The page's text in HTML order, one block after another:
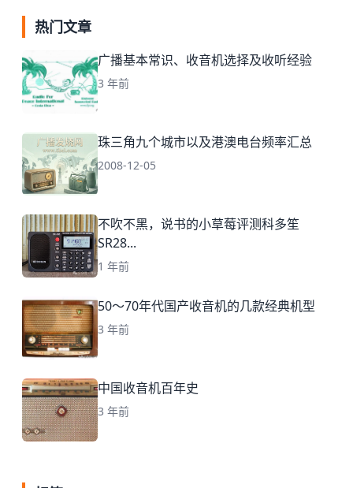
热门文章
广播基本常识、收音机选择及收听经验
3 年前
珠三角九个城市以及港澳电台频率汇总
2008-12-05
不吹不黑，说书的小草莓评测科多笙
SR28...
1 年前
50～70年代国产收音机的几款经典机型
3 年前
中国收音机百年史
3 年前